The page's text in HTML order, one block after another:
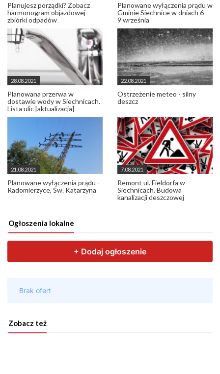
Planujesz porządki? Zobacz
harmonogram objazdowej
zbiórki odpadów
Planowane wyłączenia prądu w
Gminie Siechnice w dniach 6 -
9 września
28.08.2021
Planowana przerwa w
dostawie wody w Siechnicach.
Lista ulic [aktualizacja]
22.08.2021
Ostrzeżenie meteo - silny
deszcz
21.08.2021
Planowane wyłączenia prądu -
Radomierzyce, Św. Katarzyna
7.08.2021
Remont ul. Fieldorfa w
Siechnicach. Budowa
kanalizacji deszczowej
Ogłoszenia lokalne
Zobacz też